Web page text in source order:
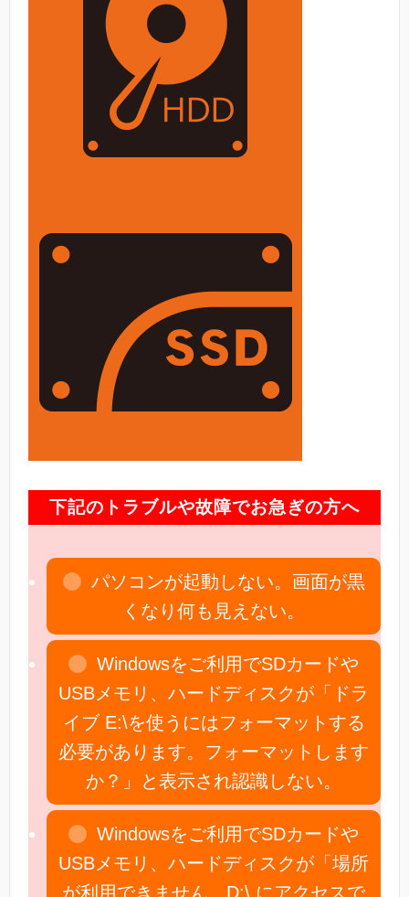
下記のトラブルや故障でお急ぎの方へ
パソコンが起動しない。画面が黒
くなり何も見えない。
Windowsをご利用でSDカードや
USBメモリ、ハードディスクが「ドラ
イブ E:\を使うにはフォーマットする
必要があります。フォーマットします
か？」と表示され認識しない。
Windowsをご利用でSDカードや
USBメモリ、ハードディスクが「場所
が利用できません。D:\ にアクセスで